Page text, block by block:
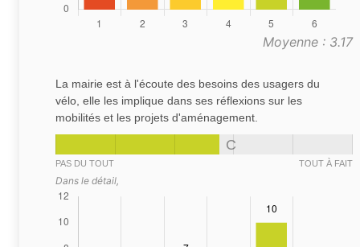
Moyenne : 3.17
La mairie est à l'écoute des besoins des usagers du
vélo, elle les implique dans ses réflexions sur les
mobilités et les projets d'aménagement.
C
PAS DU TOUT TOUT À FAIT
Dans le détail,